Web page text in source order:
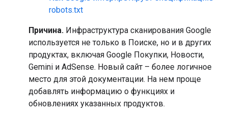
robots.txt
Причина. Инфраструктура сканирования Google
используется не только в Поиске, но и в других
продуктах, включая Google Покупки, Новости,
Gemini и AdSense. Новый сайт – более логичное
место для этой документации. На нем проще
добавлять информацию о функциях и
обновлениях указанных продуктов.